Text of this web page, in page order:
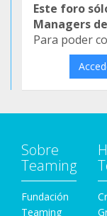
Este foro
Managers
Para poder
Sobre
Teaming
Fundación
Teaming